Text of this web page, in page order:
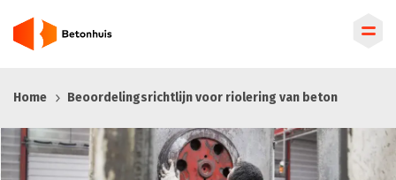
en
de
inhoud
Home Beoordelingsrichtlijn voor riolering van beton